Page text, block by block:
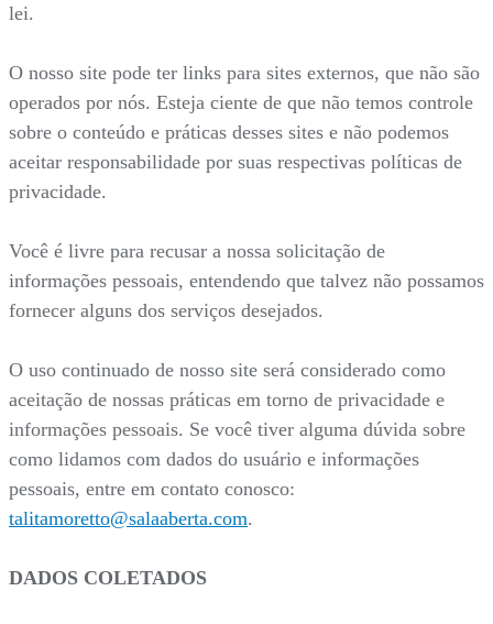
lei.
O nosso site pode ter links para sites externos, que não são
operados por nós. Esteja ciente de que não temos controle
sobre o conteúdo e práticas desses sites e não podemos
aceitar responsabilidade por suas respectivas políticas de
privacidade.
Você é livre para recusar a nossa solicitação de
informações pessoais, entendendo que talvez não possamos
fornecer alguns dos serviços desejados.
O uso continuado de nosso site será considerado como
aceitação de nossas práticas em torno de privacidade e
informações pessoais. Se você tiver alguma dúvida sobre
como lidamos com dados do usuário e informações
pessoais, entre em contato conosco:
talitamoretto@salaaberta.com.
DADOS COLETADOS